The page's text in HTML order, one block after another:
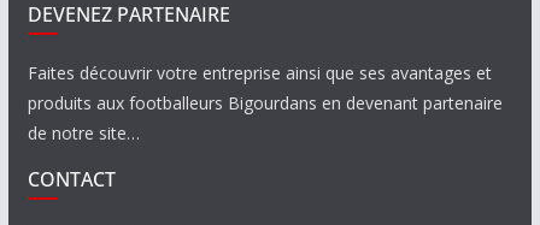
DEVENEZ PARTENAIRE
Faites découvrir votre entreprise ainsi que ses avantages et
produits aux footballeurs Bigourdans en devenant partenaire
de notre site…
CONTACT